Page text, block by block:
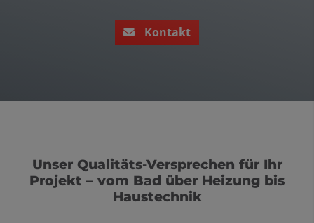
Kontakt
Unser Qualitäts-Versprechen für Ihr
Projekt – vom Bad über Heizung bis
Haustechnik